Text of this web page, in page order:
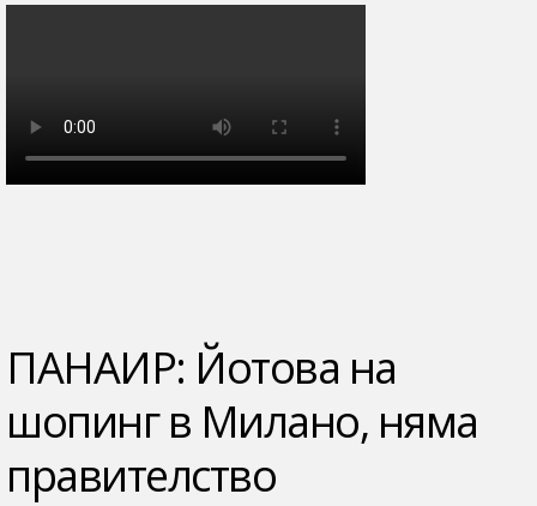
ПАНАИР: Йотова на
шопинг в Милано, няма
правителство